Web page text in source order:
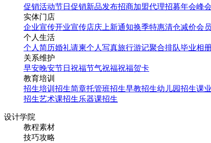
促销活动节日促销新品发布招商加盟代理招募年会峰会
实体门店
企业宣传开业宣传店庆 上新通知换季特惠清仓减价会
个人生活
个人简历婚礼请柬个人写真旅行游记聚合排队毕业相
关系维护
早安晚安节日祝福节气祝福祝福贺卡
教育培训
招生培训 招生简章托管班招生早教招生幼儿园招生课
招生艺术课招生乐器课招生
设计学院
教程素材
技巧攻略